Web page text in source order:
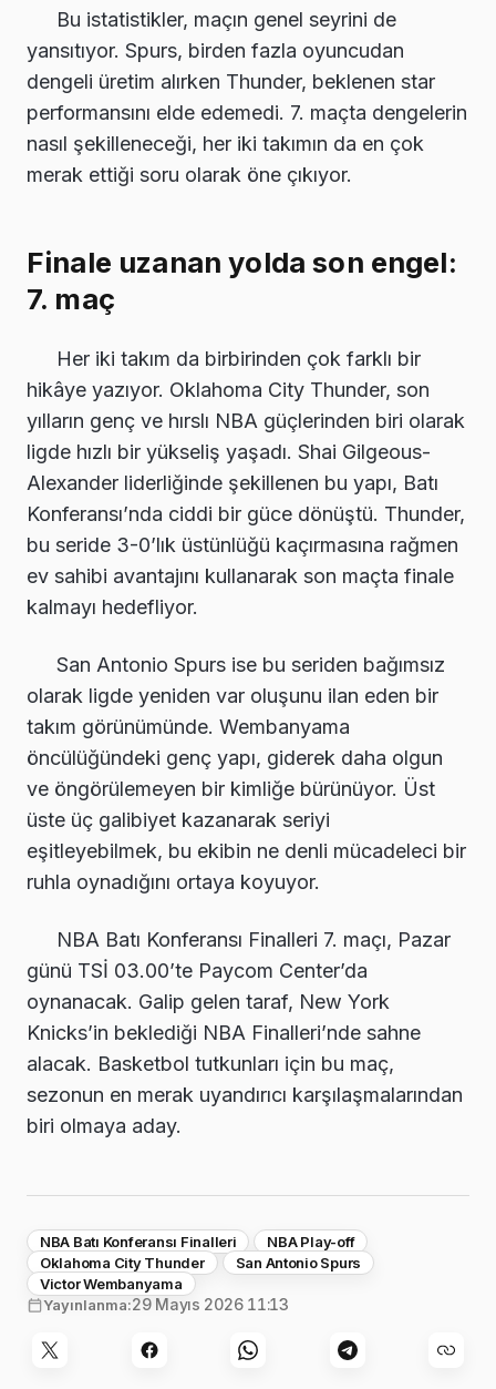
Bu istatistikler, maçın genel seyrini de
yansıtıyor. Spurs, birden fazla oyuncudan
dengeli üretim alırken Thunder, beklenen star
performansını elde edemedi. 7. maçta dengelerin
nasıl şekilleneceği, her iki takımın da en çok
merak ettiği soru olarak öne çıkıyor.
Finale uzanan yolda son engel:
7. maç
Her iki takım da birbirinden çok farklı bir
hikâye yazıyor. Oklahoma City Thunder, son
yılların genç ve hırslı NBA güçlerinden biri olarak
ligde hızlı bir yükseliş yaşadı. Shai Gilgeous-
Alexander liderliğinde şekillenen bu yapı, Batı
Konferansı’nda ciddi bir güce dönüştü. Thunder,
bu seride 3-0’lık üstünlüğü kaçırmasına rağmen
ev sahibi avantajını kullanarak son maçta finale
kalmayı hedefliyor.
San Antonio Spurs ise bu seriden bağımsız
olarak ligde yeniden var oluşunu ilan eden bir
takım görünümünde. Wembanyama
öncülüğündeki genç yapı, giderek daha olgun
ve öngörülemeyen bir kimliğe bürünüyor. Üst
üste üç galibiyet kazanarak seriyi
eşitleyebilmek, bu ekibin ne denli mücadeleci bir
ruhla oynadığını ortaya koyuyor.
NBA Batı Konferansı Finalleri 7. maçı, Pazar
günü TSİ 03.00’te Paycom Center’da
oynanacak. Galip gelen taraf, New York
Knicks’in beklediği NBA Finalleri’nde sahne
alacak. Basketbol tutkunları için bu maç,
sezonun en merak uyandırıcı karşılaşmalarından
biri olmaya aday.
NBA Batı Konferansı Finalleri
NBA Play-off
Oklahoma City Thunder
San Antonio Spurs
Victor Wembanyama
Yayınlanma:29 Mayıs 2026 11:13